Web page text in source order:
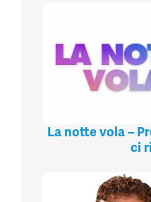
La notte vola –
ci